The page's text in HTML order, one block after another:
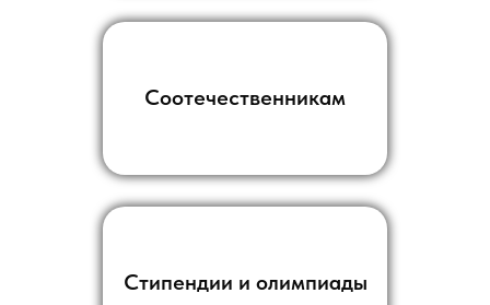
Соотечественникам
Стипендии и олимпиады